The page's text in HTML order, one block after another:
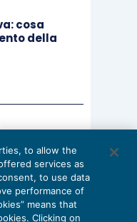
cosa
della
dello Studio:
della
to allow the
services as
to use data
performance of
means that
Clicking on